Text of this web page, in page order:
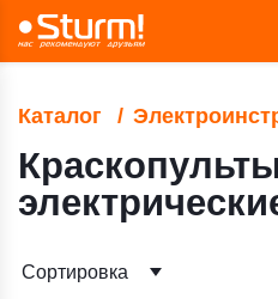
Каталог
Сортировка